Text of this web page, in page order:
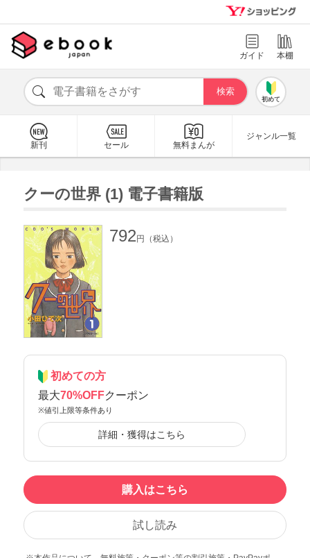
ガイド 本棚
初めて
新刊 セール 無料まんが
ジャンル一覧
クーの世界 (1) 電子書籍版
792 円（税込）
初めての方
最大70%OFFクーポン
※値引上限等条件あり
詳細・獲得はこちら
購入はこちら
試し読み